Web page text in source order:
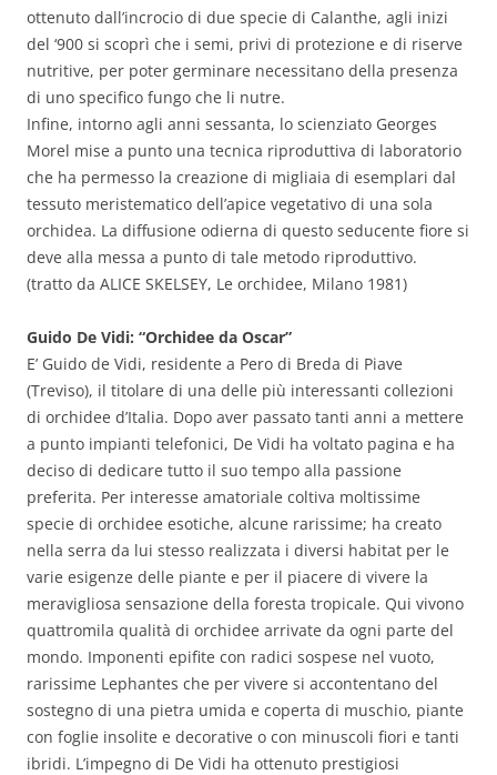
ottenuto dall’incrocio di due specie di Calanthe, agli inizi
del ‘900 si scoprì che i semi, privi di protezione e di riserve
nutritive, per poter germinare necessitano della presenza
di uno specifico fungo che li nutre.
Infine, intorno agli anni sessanta, lo scienziato Georges
Morel mise a punto una tecnica riproduttiva di laboratorio
che ha permesso la creazione di migliaia di esemplari dal
tessuto meristematico dell’apice vegetativo di una sola
orchidea. La diffusione odierna di questo seducente fiore si
deve alla messa a punto di tale metodo riproduttivo.
(tratto da ALICE SKELSEY, Le orchidee, Milano 1981)
Guido De Vidi: “Orchidee da Oscar”
E’ Guido de Vidi, residente a Pero di Breda di Piave
(Treviso), il titolare di una delle più interessanti collezioni
di orchidee d’Italia. Dopo aver passato tanti anni a mettere
a punto impianti telefonici, De Vidi ha voltato pagina e ha
deciso di dedicare tutto il suo tempo alla passione
preferita. Per interesse amatoriale coltiva moltissime
specie di orchidee esotiche, alcune rarissime; ha creato
nella serra da lui stesso realizzata i diversi habitat per le
varie esigenze delle piante e per il piacere di vivere la
meravigliosa sensazione della foresta tropicale. Qui vivono
quattromila qualità di orchidee arrivate da ogni parte del
mondo. Imponenti epifite con radici sospese nel vuoto,
rarissime Lephantes che per vivere si accontentano del
sostegno di una pietra umida e coperta di muschio, piante
con foglie insolite e decorative o con minuscoli fiori e tanti
ibridi. L’impegno di De Vidi ha ottenuto prestigiosi